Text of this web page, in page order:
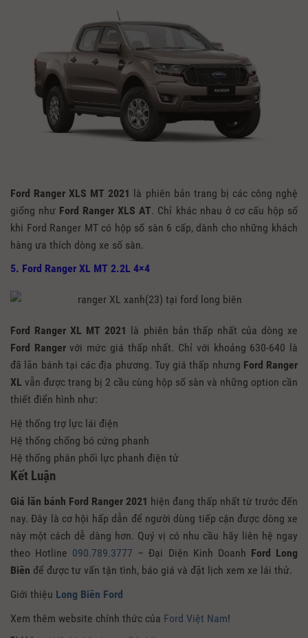
Ford Ranger XLS MT 2021 là phiên bản trang bị các công nghệ
giống như Ford Ranger XLS AT. Chỉ khác nhau ở cơ cấu hộp số
khi Ford Ranger MT có hộp số sàn 6 cấp, dành cho những khách
hàng ưa thích dòng xe số sàn.
5. Ford Ranger XL MT 2.2L 4×4
Ford Ranger XL MT 2021 là phiên bản thấp nhất của dòng xe
Ford Rangervới mức giá thấp nhất. Chỉ với khoảng 630-640 là
đã lăn bánh tại các địa phương. Tuy giá thấp nhưng Ford Ranger
XL vẫn được trang bị 2 cầu cùng hộp số sàn và những option cần
thiết điển hình như:
Hệ thống trợ lực lái điện
Hệ thống chống bó cứng phanh
Hệ thống phân phối lực phanh điện tử
Kết Luận
Giá lăn bánh Ford Ranger 2021 hiện đang thấp nhất từ trước đến
nay. Đây là cơ hội hấp dẫn để người dùng tiếp cận được dòng xe
này một cách dễ dàng hơn. Quý vị có nhu cầu hãy liên hệ ngay
theo Hotline 090.789.3777 – Đại Diện Kinh Doanh Ford Long
Biên để được tư vấn tận tình, báo giá và đặt lịch xem xe lái thử.
Giới thiệu Long Biên Ford
Xem thêm website chính thức của Ford Việt Nam!